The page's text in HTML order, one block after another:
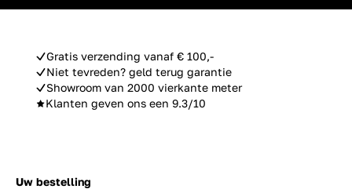
Gratis verzending vanaf € 100,-
Niet tevreden? geld terug garantie
Showroom van 2000 vierkante meter
Klanten geven ons een 9.3/10
Uw bestelling